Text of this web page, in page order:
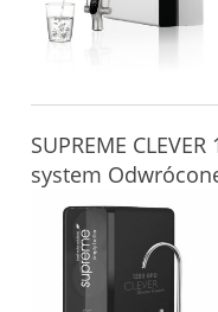
SUPREME
system